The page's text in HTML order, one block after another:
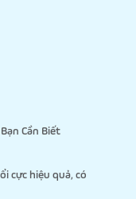
Cần Biết
cực hiệu quả, có